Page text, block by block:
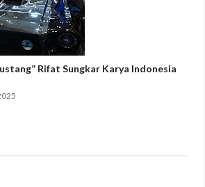
Rifat Sungkar Karya Indonesia